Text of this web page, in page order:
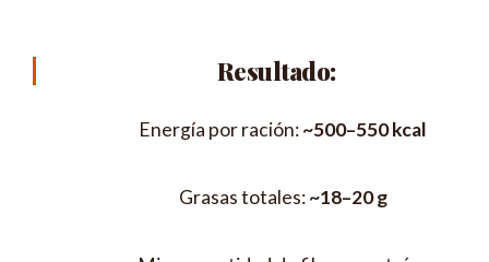
Resultado:
Energía por ración:~500–550 kcal
Grasas totales:~18–20 g